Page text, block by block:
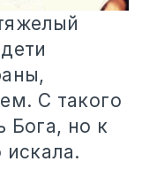
С такого
Бога, но к